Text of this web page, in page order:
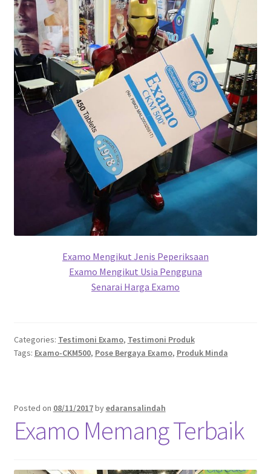
Examo Mengikut Jenis Peperiksaan
Examo Mengikut Usia Pengguna
Senarai Harga Examo
Categories: Testimoni Examo, Testimoni Produk
Tags: Examo-CKM500, Pose Bergaya Examo, Produk Minda
Posted on 08/11/2017byedaransalindah
Examo Memang Terbaik